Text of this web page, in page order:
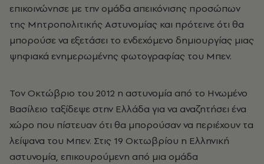
επικοινώνησε με την ομάδα απεικόνισης προσώπων
της Μητροπολιτικής Αστυνομίας και πρότεινε ότι θα
μπορούσε να εξετάσει το ενδεχόμενο δημιουργίας μιας
ψηφιακά ενημερωμένης φωτογραφίας του Μπεν.
Τον Οκτώβριο του 2012 η αστυνομία από το Ηνωμένο
Βασίλειο ταξίδεψε στην Ελλάδα για να αναζητήσει ένα
χώρο που πίστευαν ότι θα μπορούσαν να περιέχουν τα
λείψανα του Μπεν. Στις 19 Οκτωβρίου η Ελληνική
αστυνομία, επικουρούμενη από μια ομάδα